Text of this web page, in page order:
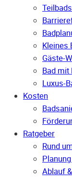
Kleines
Gäste-
Bad mit
Luxus-
Kosten
Ratgeber
Rund
Ablauf